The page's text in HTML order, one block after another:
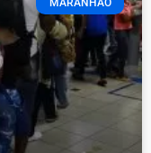
MARANHÃO